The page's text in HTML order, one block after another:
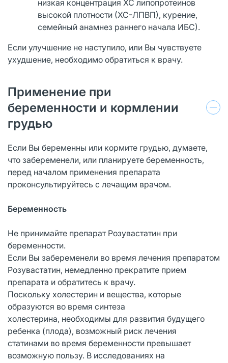
низкая концентрация ХС липопротеинов
высокой плотности (ХС-ЛПВП), курение,
семейный анамнез раннего начала ИБС).
Если улучшение не наступило, или Вы чувствуете
ухудшение, необходимо обратиться к врачу.
Применение при
беременности и кормлении
грудью
Если Вы беременны или кормите грудью, думаете,
что забеременели, или планируете беременность,
перед началом применения препарата
проконсультируйтесь с лечащим врачом.
Беременность
Не принимайте препарат Розувастатин при
беременности.
Если Вы забеременели во время лечения препаратом
Розувастатин, немедленно прекратите прием
препарата и обратитесь к врачу.
Поскольку холестерин и вещества, которые
образуются во время синтеза
холестерина, необходимы для развития будущего
ребенка (плода), возможный риск лечения
статинами во время беременности превышает
возможную пользу. В исследованиях на